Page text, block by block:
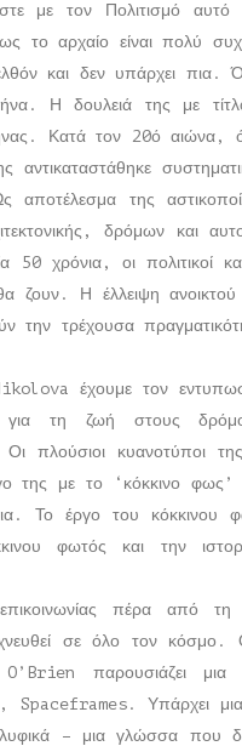
με τον Πολιτισμό
το αρχαίο είναι πολύ
και δεν υπάρχει
Η δουλειά της με
Κατά τον 20ό αιώνα,
αντικαταστάθηκε
αποτέλεσμα της
δρόμων και
50 χρόνια, οι πολιτικοί
ζουν. Η έλλειψη
την τρέχουσα
έχουμε τον
τη ζωή στους
πλούσιοι κυανοτύποι
της με το ‘κόκκινο φως’
Το έργο του
φωτός και την
πέρα από
σε όλο τον κόσμο.
παρουσιάζει μια
Spaceframes. Υπάρχει
– μια γλώσσα που